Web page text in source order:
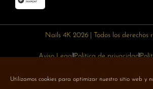
Utilizamos cookies para optimizar nuestro sitio web y
Nails 4K 2026 | Todos los derechos
Aviso LegalPolítica de privacidad